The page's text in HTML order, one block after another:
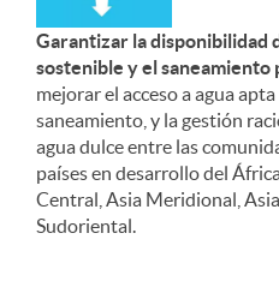
Garantizar la disponibilidad
sostenible y el saneamiento
mejorar el acceso a agua
saneamiento, y la gestión
agua dulce entre las
países en desarrollo del
Central, Asia Meridional,
Sudoriental.